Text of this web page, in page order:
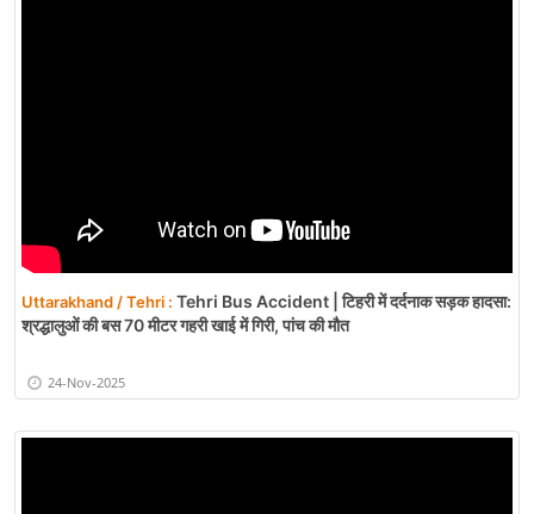
Uttarakhand / Tehri : Tehri Bus Accident | टिहरी में दर्दनाक सड़क हादसा:
श्रद्धालुओं की बस 70 मीटर गहरी खाई में गिरी, पांच की मौत
24-Nov-2025